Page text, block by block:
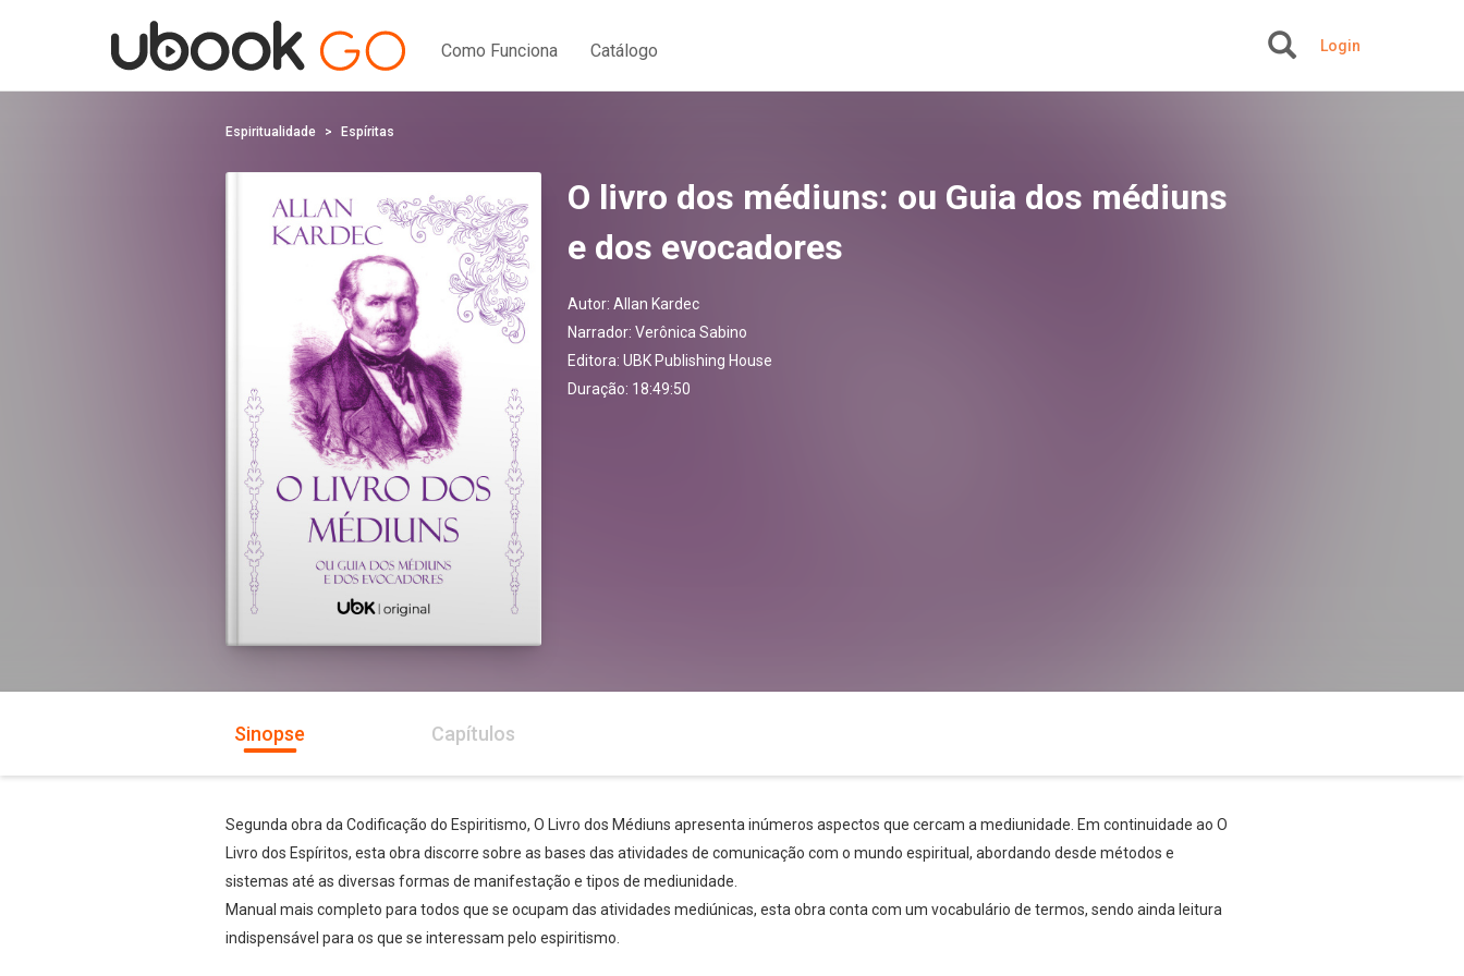
Como Funciona Catálogo Login
Espiritualidade Espíritas
O livro dos médiuns: ou Guia dos médiuns
e dos evocadores
Autor: Allan Kardec
Narrador: Verônica Sabino
Editora: UBK Publishing House
Duração: 18:49:50
Sinopse Capítulos
Segunda obra da Codificação do Espiritismo, O Livro dos Médiuns apresenta inúmeros aspectos que cercam a mediunidade. Em continuidade ao O
Livro dos Espíritos, esta obra discorre sobre as bases das atividades de comunicação com o mundo espiritual, abordando desde métodos e
sistemas até as diversas formas de manifestação e tipos de mediunidade.
Manual mais completo para todos que se ocupam das atividades mediúnicas, esta obra conta com um vocabulário de termos, sendo ainda leitura
indispensável para os que se interessam pelo espiritismo.